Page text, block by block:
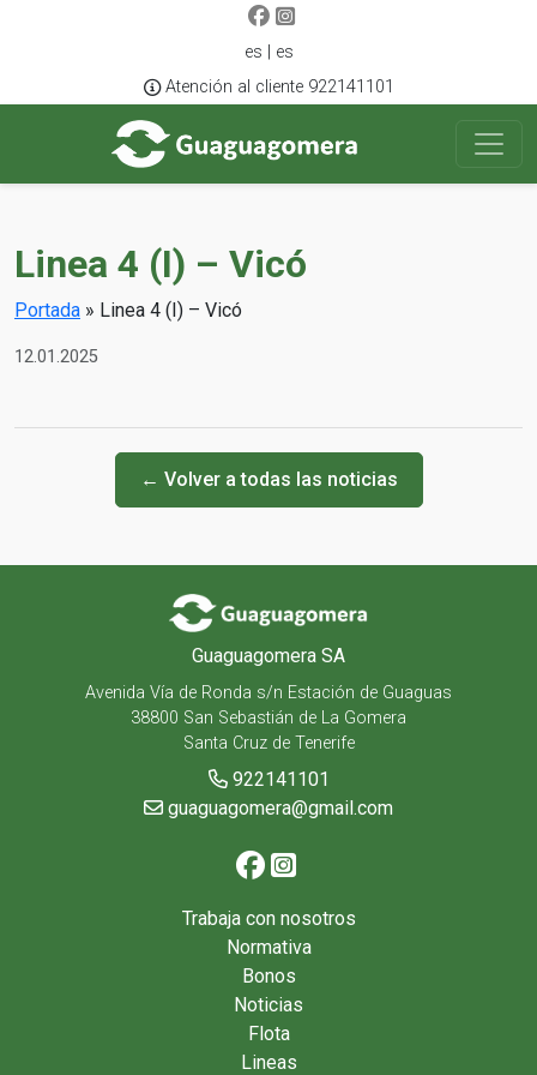
es | es
Atención al cliente 922141101
Linea 4 (I) – Vicó
Portada » Linea 4 (I) – Vicó
12.01.2025
← Volver a todas las noticias
Guaguagomera SA
Avenida Vía de Ronda s/n Estación de Guaguas
38800 San Sebastián de La Gomera
Santa Cruz de Tenerife
922141101
guaguagomera@gmail.com
Trabaja con nosotros
Normativa
Bonos
Noticias
Flota
Lineas